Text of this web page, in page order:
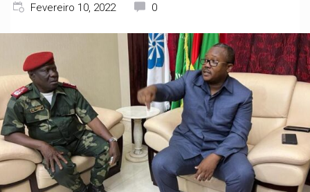
Fevereiro 10, 2022 0